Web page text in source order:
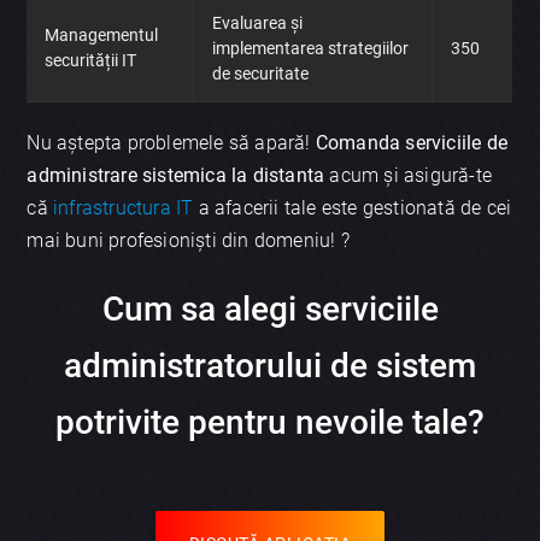
Managementul
securității IT
Evaluarea și
implementarea strategiilor
de securitate
350
Nu aștepta problemele să apară! Comanda serviciile de
administrare sistemica la distanta acum și asigură-te
că infrastructura IT a afacerii tale este gestionată de cei
mai buni profesioniști din domeniu! ?
Cum sa alegi serviciile
administratorului de sistem
potrivite pentru nevoile tale?